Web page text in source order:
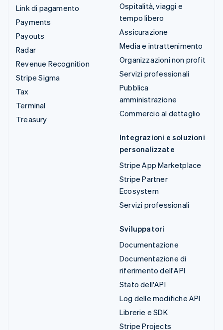
Link di pagamento
Payments
Payouts
Radar
Revenue Recognition
Stripe Sigma
Tax
Terminal
Treasury
Ospitalità, viaggi e
tempo libero
Assicurazione
Media e intrattenimento
Organizzazioni non profit
Servizi professionali
Pubblica
amministrazione
Commercio al dettaglio
Integrazioni e soluzioni
personalizzate
Stripe App Marketplace
Stripe Partner
Ecosystem
Servizi professionali
Sviluppatori
Documentazione
Documentazione di
riferimento dell'API
Stato dell'API
Log delle modifiche API
Librerie e SDK
Stripe Projects